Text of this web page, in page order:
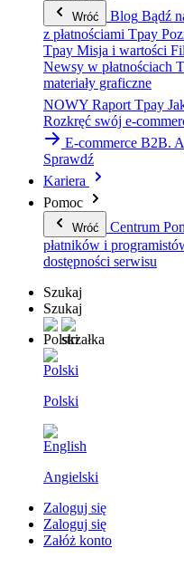
Wróć Blog Bądź
z płatnościami Tpay
Tpay Misja i wartości
Newsy w płatnościach
materiały graficzne
NOWY Raport Tpay
Rozkręć swój e-
E-commerce B2B.
Sprawdź
Kariera
Pomoc
Wróć Centrum
płatników i
dostępności serwisu
Szukaj
Szukaj
Polski
Angielski
Zaloguj się
Zaloguj się
Załóż konto